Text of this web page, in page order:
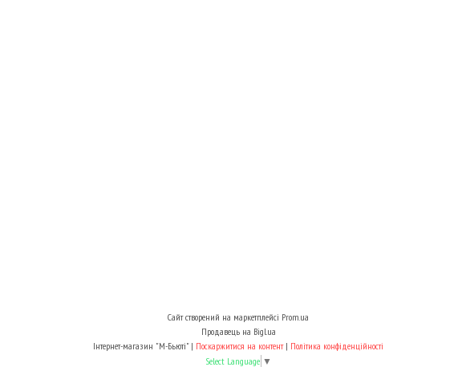
Сайт створений на маркетплейсі Prom.ua
Продавець на Bigl.ua
Інтернет-магазин "М-Бьюті" | Поскаржитися на контент | Політика конфіденційності
Select Language ▼